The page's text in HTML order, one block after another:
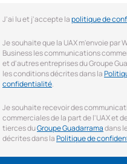
J'ai lu et j'accepte lapolitique de
Je souhaite que la UAX m'envoie par
Business les communications
et d'autres entreprises du Groupe
les conditions décrites dans la
confidentialité.
Je souhaite recevoir des
commerciales de la part de l'UAX et
tierces duGroupe Guadarramadans
décrites dans laPolitique de